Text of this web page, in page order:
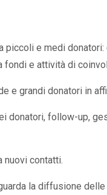
e medi donatori:
e attività di
e grandi donatori in
donatori, follow-up,
nuovi contatti.
la diffusione